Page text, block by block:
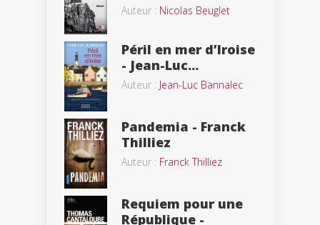
Auteur : Nicolas Beuglet
Péril en mer d’Iroise
- Jean-Luc...
Auteur : Jean-Luc Bannalec
Pandemia - Franck
Thilliez
Auteur : Franck Thilliez
Requiem pour une
République -